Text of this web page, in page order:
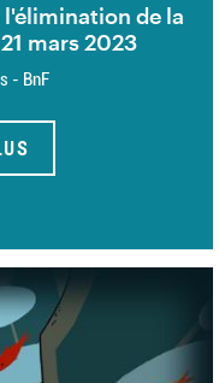
de la
mars 2023
- BnF